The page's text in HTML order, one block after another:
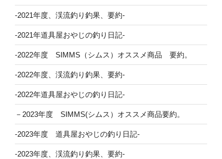
-2021年度、渓流釣り釣果、要約-
-2021年道具屋おやじの釣り日記-
-2022年度 SIMMS（シムス）オススメ商品 要約。
-2022年度、渓流釣り釣果、要約-
-2022年道具屋おやじの釣り日記-
－2023年度 SIMMS(シムス）オススメ商品要約。
-2023年度 道具屋おやじの釣り日記-
-2023年度、渓流釣り釣果、要約-